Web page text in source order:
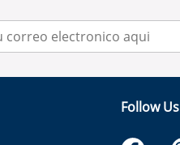
Follow Us